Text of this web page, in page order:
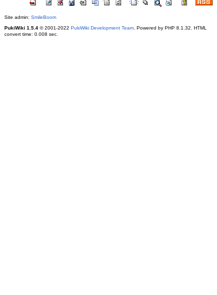
Site admin: SmileBoom
PukiWiki 1.5.4© 2001-2022 PukiWiki Development Team. Powered by PHP 8.1.32. HTML
convert time: 0.008 sec.